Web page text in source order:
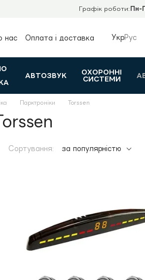
Графік роботи: Пн-
нас
Оплата і доставка
УкрРус
АВТОЗВУК
ОХОРОННІ
СИСТЕМИ
Парктроніки Torssen
Сортування: за популярністю